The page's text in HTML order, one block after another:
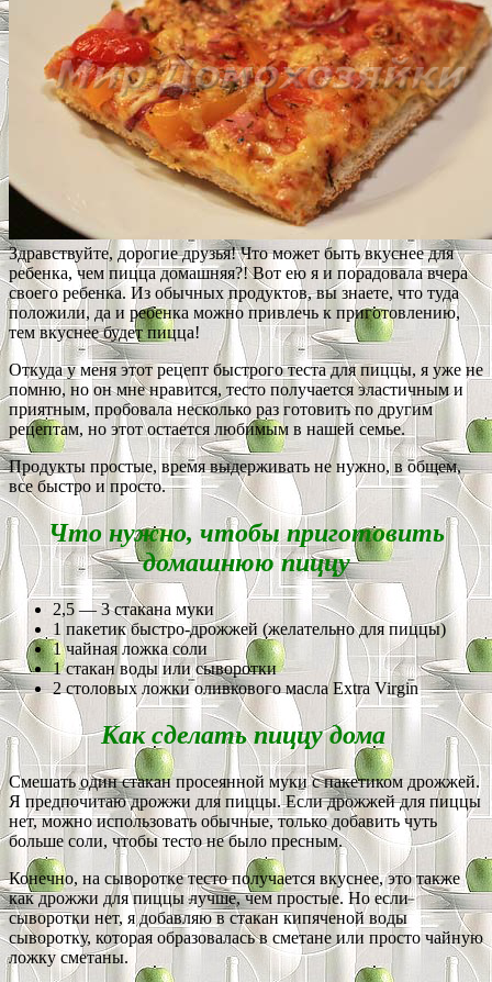
Здравствуйте, дорогие друзья! Что может быть вкуснее для
ребенка, чем пицца домашняя?! Вот ею я и порадовала вчера
своего ребенка. Из обычных продуктов, вы знаете, что туда
положили, да и ребенка можно привлечь к приготовлению,
тем вкуснее будет пицца!
Откуда у меня этот рецепт быстрого теста для пиццы, я уже не
помню, но он мне нравится, тесто получается эластичным и
приятным, пробовала несколько раз готовить по другим
рецептам, но этот остается любимым в нашей семье.
Продукты простые, время выдерживать не нужно, в общем,
все быстро и просто.
Что нужно, чтобы приготовить
домашнюю пиццу
2,5 — 3 стакана муки
1 пакетик быстро-дрожжей (желательно для пиццы)
1 чайная ложка соли
1 стакан воды или сыворотки
2 столовых ложки оливкового масла Extra Virgin
Как сделать пиццу дома
Смешать один стакан просеянной муки с пакетиком дрожжей.
Я предпочитаю дрожжи для пиццы. Если дрожжей для пиццы
нет, можно использовать обычные, только добавить чуть
больше соли, чтобы тесто не было пресным.
Конечно, на сыворотке тесто получается вкуснее, это также
как дрожжи для пиццы лучше, чем простые. Но если
сыворотки нет, я добавляю в стакан кипяченой воды
сыворотку, которая образовалась в сметане или просто чайную
ложку сметаны.